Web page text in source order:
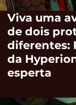
Viva uma
de dois
diferentes:
da
esperta